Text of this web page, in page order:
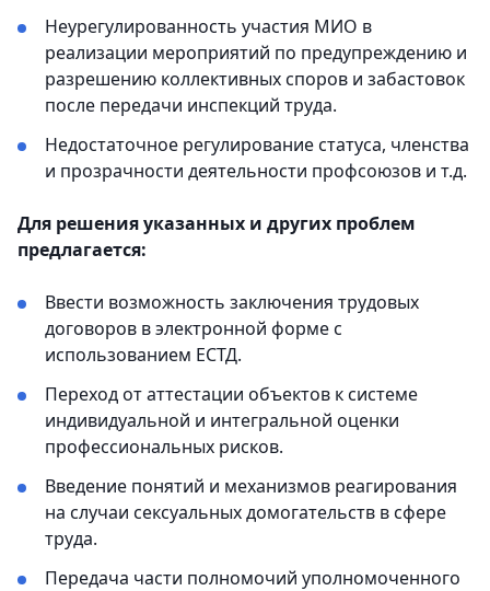
Неурегулированность участия МИО в
реализации мероприятий по предупреждению и
разрешению коллективных споров и забастовок
после передачи инспекций труда.
Недостаточное регулирование статуса, членства
и прозрачности деятельности профсоюзов и т.д.
Для решения указанных и других проблем
предлагается:
Ввести возможность заключения трудовых
договоров в электронной форме с
использованием ЕСТД.
Переход от аттестации объектов к системе
индивидуальной и интегральной оценки
профессиональных рисков.
Введение понятий и механизмов реагирования
на случаи сексуальных домогательств в сфере
труда.
Передача части полномочий уполномоченного